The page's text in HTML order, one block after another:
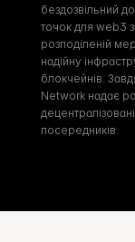
бездозвільний
точок для web3
розподіленій
надійну
блокчейнів.
Network надає
посередників.